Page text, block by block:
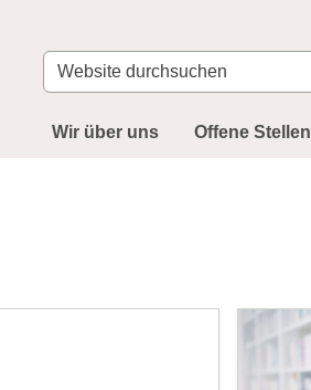
Website
durchsuchen
Wir über uns Offene Stellen